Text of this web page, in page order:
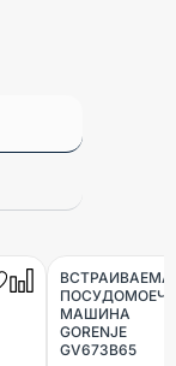
МАШИНА
GORENJE
GV673B65